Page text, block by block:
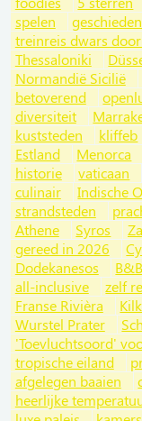
spelen
treinreis dwars
Thessaloniki
Normandië Sicilië
betoverend
diversiteit
kuststeden
kliffeb
Estland
Menorca
historie
vaticaan
culinair
Indische
strandsteden
Athene
Syros
gereed in 2026
Dodekanesos
all-inclusive
zelf
Franse Rivièra
Wurstel Prater
'Toevluchtsoord'
tropische eiland
afgelegen baaien
heerlijke